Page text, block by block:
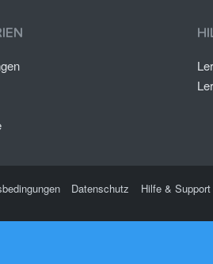
Datenschutz Hilfe & Support